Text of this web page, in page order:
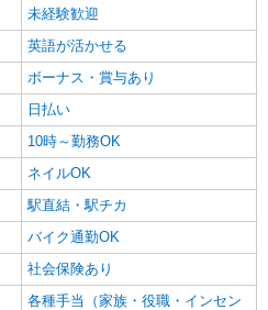
未経験歓迎
英語が活かせる
ボーナス・賞与あり
日払い
10時～勤務OK
ネイルOK
駅直結・駅チカ
バイク通勤OK
社会保険あり
各種手当（家族・役職・インセン